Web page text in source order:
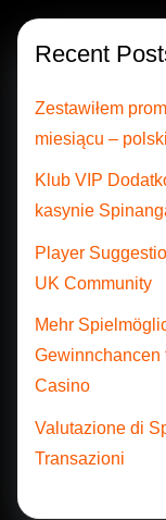
Recent
Zestawiłem
miesiącu –
Klub VIP
kasynie
Player
UK Community
Mehr
Gewinnchancen
Casino
Valutazione di
Transazioni